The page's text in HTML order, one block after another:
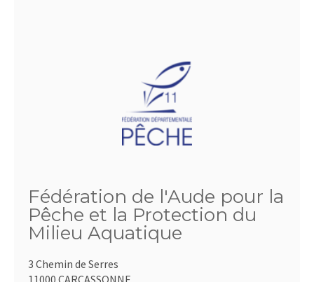
Fédération de l'Aude pour la
Pêche et la Protection du
Milieu Aquatique
3 Chemin de Serres
11000 CARCASSONNE